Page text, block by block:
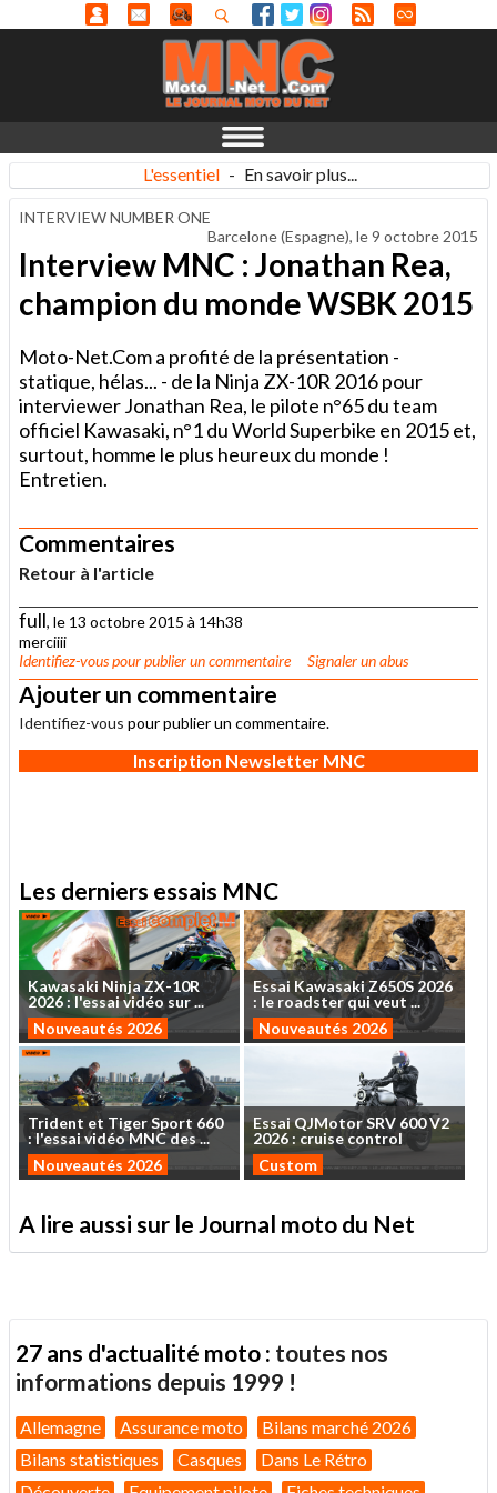
L'essentiel - En savoir plus...
INTERVIEW NUMBER ONE
Barcelone (Espagne), le9 octobre 2015
Interview MNC : Jonathan Rea,
champion du monde WSBK 2015
Moto-Net.Com a profité de la présentation -
statique, hélas... - de la Ninja ZX-10R 2016 pour
interviewer Jonathan Rea, le pilote n°65 du team
officiel Kawasaki, n°1 du World Superbike en 2015 et,
surtout, homme le plus heureux du monde !
Entretien.
Commentaires
Retour à l'article
full, le 13 octobre 2015 à 14h38
merciiii
Identifiez-vouspour publier un commentaire Signaler un abus
Ajouter un commentaire
Identifiez-vous pour publier un commentaire.
Inscription Newsletter MNC
Les derniers essais MNC
Kawasaki NinjaZX-10R
2026: l'essaividéo sur...
Nouveautés 2026
Essai KawasakiZ650S 2026
: le roadsterquiveut ...
Nouveautés 2026
Trident et TigerSport 660
: l'essaividéoMNCdes...
Nouveautés 2026
EssaiQJMotorSRV 600V2
2026 : cruise control
Custom
A lire aussi sur le Journal moto du Net
27 ans d'actualité moto : toutes nos
informations depuis 1999 !
Allemagne Assurance moto
Bilans marché 2026
Bilans statistiques
Casques
Dans Le Rétro